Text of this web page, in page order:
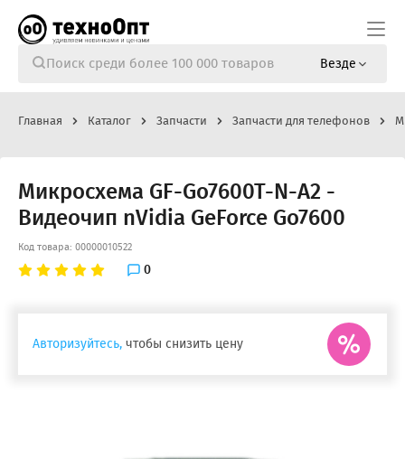
Везде
Главная Каталог Запчасти Запчасти для телефонов
Микросхема GF-Go7600T-N-A2 -
Видеочип nVidia GeForce Go7600
Код товара: 00000010522
0
Авторизуйтесь, чтобы снизить цену